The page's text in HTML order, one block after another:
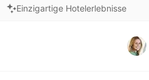
Einzigartige Hotelerlebnisse